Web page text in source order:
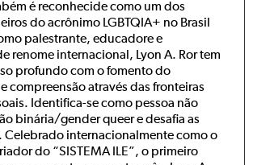
é reconhecide como um dos
do acrônimo LGBTQIA+ no Brasil
palestrante, educadore e
renome internacional, Lyon A. Ror tem
profundo com o fomento do
compreensão através das fronteiras
Identifica-se como pessoa não
binária/gender queer e desafia as
Celebrado internacionalmente como o
do “SISTEMA ILE”, o primeiro